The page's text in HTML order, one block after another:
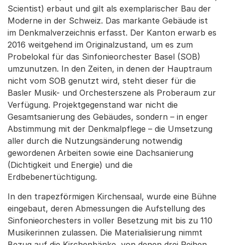
Scientist) erbaut und gilt als exemplarischer Bau der
Moderne in der Schweiz. Das markante Gebäude ist
im Denkmalverzeichnis erfasst. Der Kanton erwarb es
2016 weitgehend im Originalzustand, um es zum
Probelokal für das Sinfonieorchester Basel (SOB)
umzunutzen. In den Zeiten, in denen der Hauptraum
nicht vom SOB genutzt wird, steht dieser für die
Basler Musik- und Orchesterszene als Proberaum zur
Verfügung. Projektgegenstand war nicht die
Gesamtsanierung des Gebäudes, sondern – in enger
Abstimmung mit der Denkmalpflege – die Umsetzung
aller durch die Nutzungsänderung notwendig
gewordenen Arbeiten sowie eine Dachsanierung
(Dichtigkeit und Energie) und die
Erdbebenertüchtigung.
In den trapezförmigen Kirchensaal, wurde eine Bühne
eingebaut, deren Abmessungen die Aufstellung des
Sinfonieorchesters in voller Besetzung mit bis zu 110
Musikerinnen zulassen. Die Materialisierung nimmt